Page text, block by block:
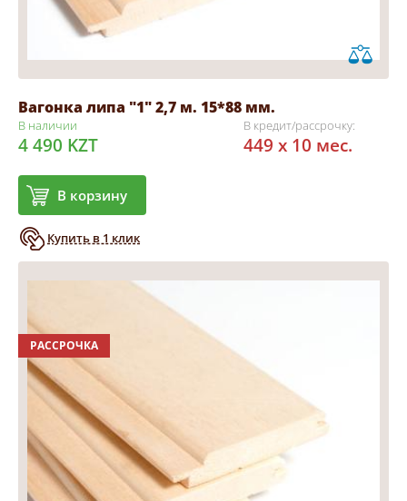
Вагонка липа "1" 2,7 м. 15*88 мм.
В наличии
4 490 KZT
В корзину
Купить в 1 клик
В кредит/рассрочку:
449 x 10 мес.
РАССРОЧКА